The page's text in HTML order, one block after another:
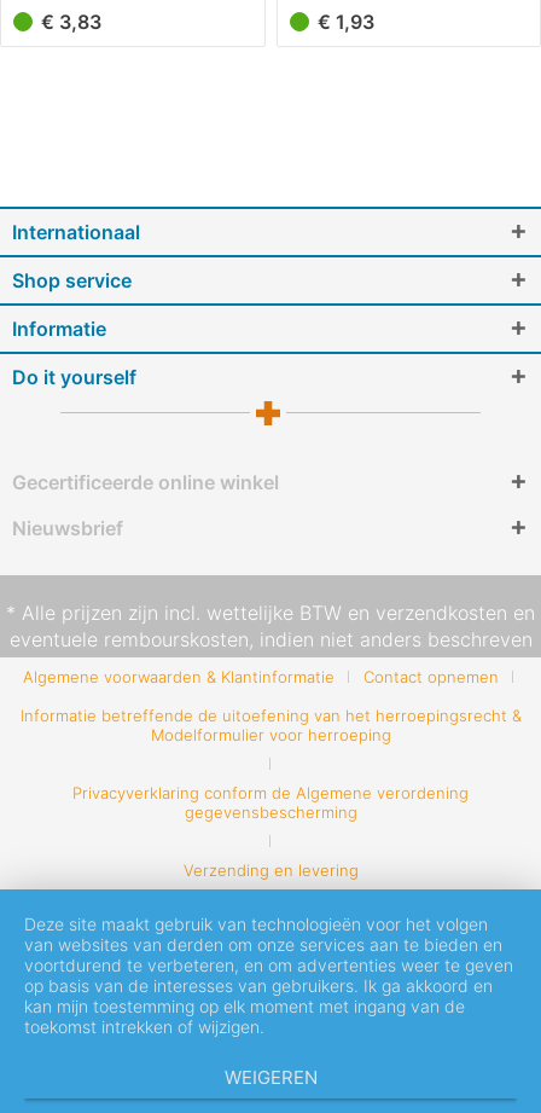
€ 3,83 € 1,93
Internationaal
Shop service
Informatie
Do it yourself
Gecertificeerde online winkel
Nieuwsbrief
* Alle prijzen zijn incl. wettelijke BTW en verzendkosten en
eventuele rembourskosten, indien niet anders beschreven
Algemene voorwaarden & Klantinformatie
Contact opnemen
Informatie betreffende de uitoefening van het herroepingsrecht &
Modelformulier voor herroeping
Privacyverklaring conform de Algemene verordening
gegevensbescherming
Verzending en levering
Deze site maakt gebruik van technologieën voor het volgen
van websites van derden om onze services aan te bieden en
voortdurend te verbeteren, en om advertenties weer te geven
op basis van de interesses van gebruikers. Ik ga akkoord en
kan mijn toestemming op elk moment met ingang van de
toekomst intrekken of wijzigen.
WEIGEREN